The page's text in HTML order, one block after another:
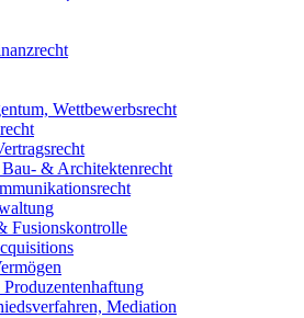
Wettbewerbsrecht
& Architektenrecht
Fusionskontrolle
Mediation